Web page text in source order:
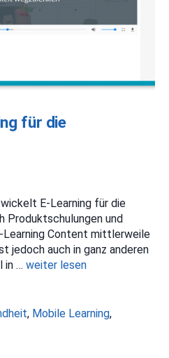
für die
E-Learning für die
Produktschulungen und
Learning Content mittlerweile
jedoch auch in ganz anderen
in … weiter lesen
, Mobile Learning,